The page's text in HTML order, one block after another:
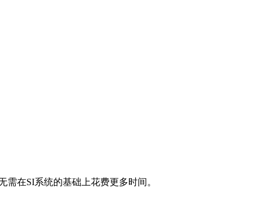
在SI系统的基础上花费更多时间。